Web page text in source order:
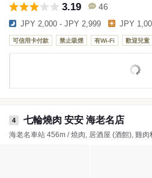
3.19 46
JPY 2,000 - JPY 2,999 JPY
可信用卡付款 禁止吸煙 有Wi-Fi 歡迎兒童
4 七輪燒肉 安安 海老名店
海老名車站 456m / 燒肉, 居酒屋 (酒館), 雞肉